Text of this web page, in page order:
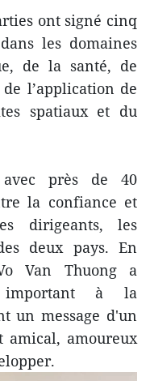
ont signé cinq
les domaines
de la santé, de
l’application de
spatiaux et du
près de 40
la confiance et
dirigeants, les
deux pays. En
Van Thuong a
important à la
un message d'un
amical, amoureux